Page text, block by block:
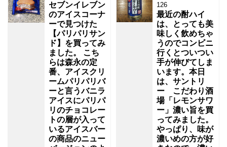
セブンイレブン
のアイスコーナ
ーで見つけた
【パリパリサン
ド】を買ってみ
ました。 こち
らは森永の定
番、アイスクリ
ームパリパリバ
ーと言うバニラ
アイスにパリパ
リのチョコレー
トの層が入って
いるアイスバー
の商品のニュー
126
最近の酎ハイ
は、とっても美
味しく飲めちゃ
うのでコンビニ
行くとついつい
手が伸びてしま
います。本日
は、サントリ
ー こだわり酒
場「レモンサワ
ー」濃い旨を買
ってみました。
やっぱり、味が
濃いめの方が好